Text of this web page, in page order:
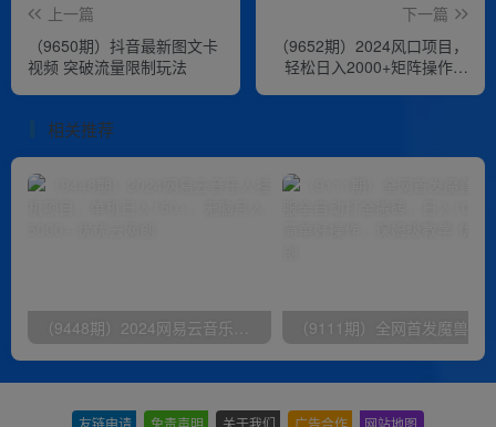
上一篇
（9650期）抖音最新图文卡
视频 突破流量限制玩法
下一篇
（9652期）2024风口项目，
轻松日入2000+矩阵操作，
相关推荐
友链申请 免责声明 关于我们 广告合作 网站地图